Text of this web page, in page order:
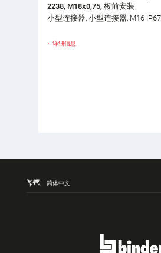
2238, M18x0,75, 板前安装
小型连接器, 小型连接器, M16
详细信息
简体中文